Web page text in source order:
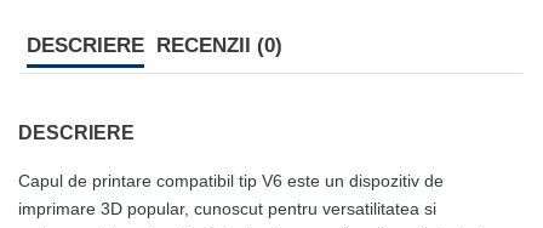
DESCRIERE RECENZII (0)
DESCRIERE
Capul de printare compatibil tip V6 este un dispozitiv de
imprimare 3D popular, cunoscut pentru versatilitatea si